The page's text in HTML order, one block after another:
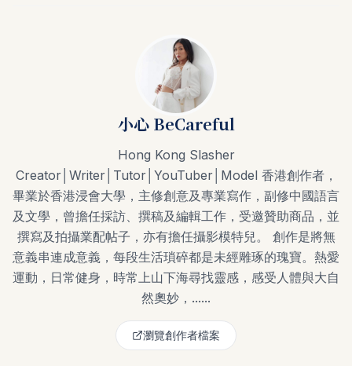
小心 BeCareful
Hong Kong Slasher
Creator│Writer│Tutor│YouTuber│Model 香港創作者，
畢業於香港浸會大學，主修創意及專業寫作，副修中國語言
及文學，曾擔任採訪、撰稿及編輯工作，受邀贊助商品，並
撰寫及拍攝業配帖子，亦有擔任攝影模特兒。 創作是將無
意義串連成意義，每段生活瑣碎都是未經雕琢的瑰寶。熱愛
運動，日常健身，時常上山下海尋找靈感，感受人體與大自
然奧妙，......
瀏覽創作者檔案